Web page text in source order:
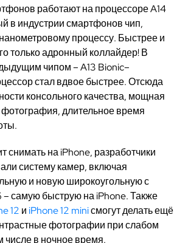
работают на процессоре A14
в индустрии смартфонов чип,
процессу. Быстрее и
только адронный коллайдер! В
чипом – A13 Bionic–
стал вдвое быстрее. Отсюда
консольного качества, мощная
длительное время
снимать на iPhone, разработчики
систему камер, включая
и новую широкоугольную с
самую быструю на iPhone. Также
12 иiPhone 12 miniсмогут делать ещё
фотографии при слабом
числе в ночное время.